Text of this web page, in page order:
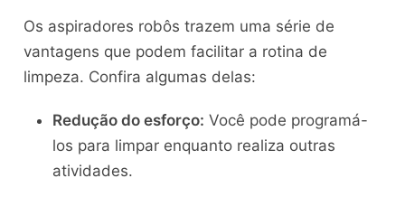
Os aspiradores robôs trazem uma série de
vantagens que podem facilitar a rotina de
limpeza. Confira algumas delas:
Redução do esforço: Você pode programá-
los para limpar enquanto realiza outras
atividades.